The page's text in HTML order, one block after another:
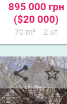
895 000 грн
($20 000)
70 m² 2 эт
share star_border